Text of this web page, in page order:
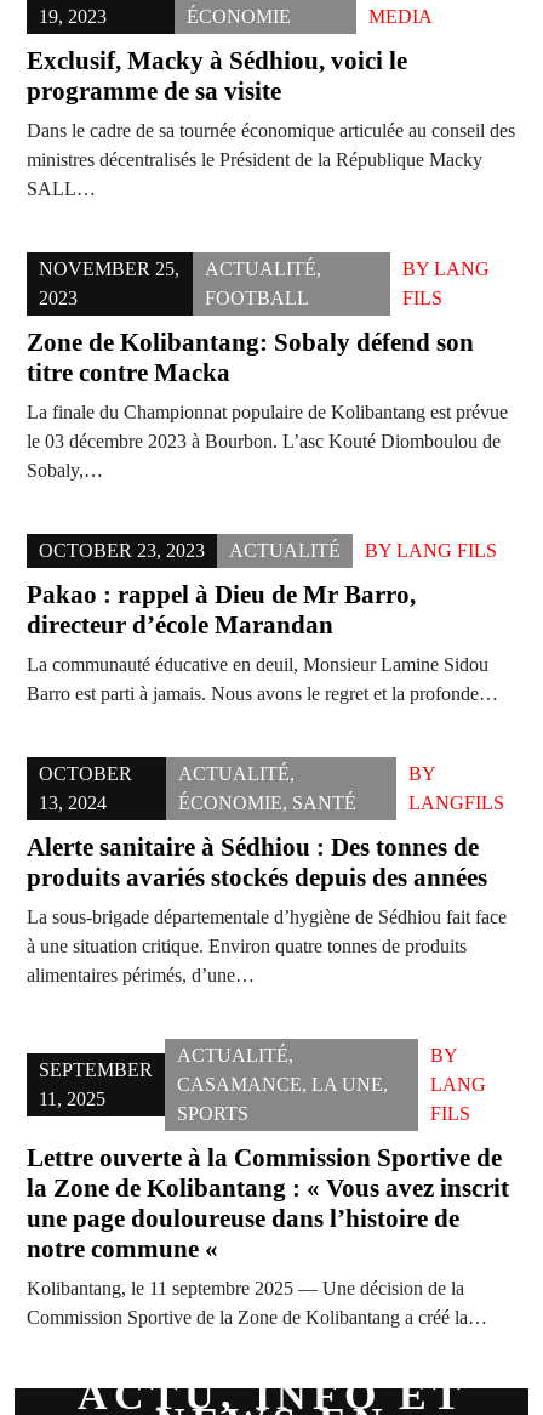
19, 2023
ÉCONOMIE
MEDIA
Exclusif, Macky à Sédhiou, voici le
programme de sa visite
Dans le cadre de sa tournée économique articulée au conseil des
ministres décentralisés le Président de la République Macky
SALL…
NOVEMBER 25,
2023
ACTUALITÉ,
FOOTBALL
BYLANG
FILS
Zone de Kolibantang: Sobaly défend son
titre contre Macka
La finale du Championnat populaire de Kolibantang est prévue
le 03 décembre 2023 à Bourbon. L’asc Kouté Diomboulou de
Sobaly,…
OCTOBER 23, 2023 ACTUALITÉ BY LANG FILS
Pakao : rappel à Dieu de Mr Barro,
directeur d’école Marandan
La communauté éducative en deuil, Monsieur Lamine Sidou
Barro est parti à jamais. Nous avons le regret et la profonde…
OCTOBER
13, 2024
ACTUALITÉ,
ÉCONOMIE, SANTÉ
BY
LANGFILS
Alerte sanitaire à Sédhiou : Des tonnes de
produits avariés stockés depuis des années
La sous-brigade départementale d’hygiène de Sédhiou fait face
à une situation critique. Environ quatre tonnes de produits
alimentaires périmés, d’une…
SEPTEMBER
11, 2025
ACTUALITÉ,
CASAMANCE, LA UNE,
SPORTS
BY
LANG
FILS
Lettre ouverte à la Commission Sportive de
la Zone de Kolibantang : « Vous avez inscrit
une page douloureuse dans l’histoire de
notre commune «
Kolibantang, le 11 septembre 2025 — Une décision de la
Commission Sportive de la Zone de Kolibantang a créé la…
ACTU, INFO ET